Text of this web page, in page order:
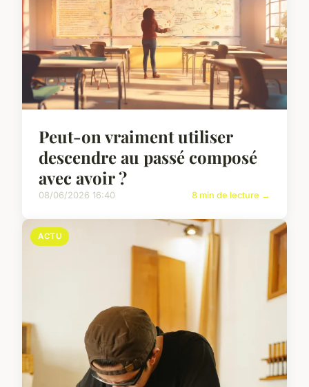
Peut-on vraiment utiliser
descendre au passé composé
avec avoir ?
08/06/2026 16:40 8 min de lecture →
ACTU